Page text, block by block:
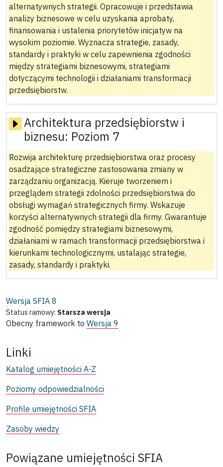
alternatywnych strategii. Opracowuje i przedstawia
analizy biznesowe w celu uzyskania aprobaty,
finansowania i ustalenia priorytetów inicjatyw na
wysokim poziomie. Wyznacza strategie, zasady,
standardy i praktyki w celu zapewnienia zgodności
między strategiami biznesowymi, strategiami
dotyczącymi technologii i działaniami transformacji
przedsiębiorstw.
Architektura przedsiębiorstw i
biznesu: Poziom 7
Rozwija architekturę przedsiębiorstwa oraz procesy
osadzające strategiczne zastosowania zmiany w
zarządzaniu organizacją. Kieruje tworzeniem i
przeglądem strategii zdolności przedsiębiorstwa do
obsługi wymagań strategicznych firmy. Wskazuje
korzyści alternatywnych strategii dla firmy. Gwarantuje
zgodność pomiędzy strategiami biznesowymi,
działaniami w ramach transformacji przedsiębiorstwa i
kierunkami technologicznymi, ustalając strategie,
zasady, standardy i praktyki.
Wersja SFIA 8
Status ramowy: Starsza wersja
Obecny framework to Wersja 9
Linki
Katalog umiejętności A-Z
Poziomy odpowiedzialności
Profile umiejętności SFIA
Zasoby wiedzy
Powiązane umiejętności SFIA